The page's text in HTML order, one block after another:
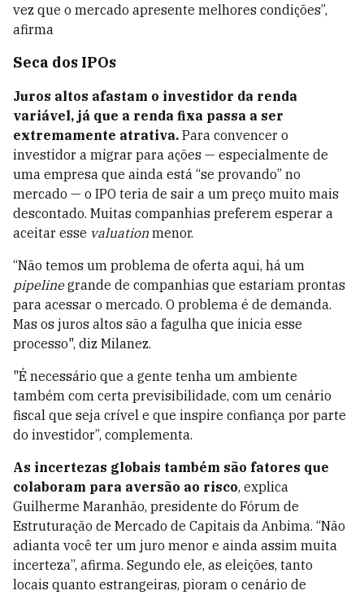
vez que o mercado apresente melhores condições”,
afirma
Seca dos IPOs
Juros altos afastam o investidor da renda
variável, já que a renda fixa passa a ser
extremamente atrativa. Para convencer o
investidor a migrar para ações — especialmente de
uma empresa que ainda está “se provando” no
mercado — o IPO teria de sair a um preço muito mais
descontado. Muitas companhias preferem esperar a
aceitar esse valuation menor.
“Não temos um problema de oferta aqui, há um
pipelinegrande de companhias que estariam prontas
para acessar o mercado. O problema é de demanda.
Mas os juros altos são a fagulha que inicia esse
processo", diz Milanez.
"É necessário que a gente tenha um ambiente
também com certa previsibilidade, com um cenário
fiscal que seja crível e que inspire confiança por parte
do investidor”, complementa.
As incertezas globais também são fatores que
colaboram para aversão ao risco, explica
Guilherme Maranhão, presidente do Fórum de
Estruturação de Mercado de Capitais da Anbima. “Não
adianta você ter um juro menor e ainda assim muita
incerteza”, afirma. Segundo ele, as eleições, tanto
locais quanto estrangeiras, pioram o cenário de